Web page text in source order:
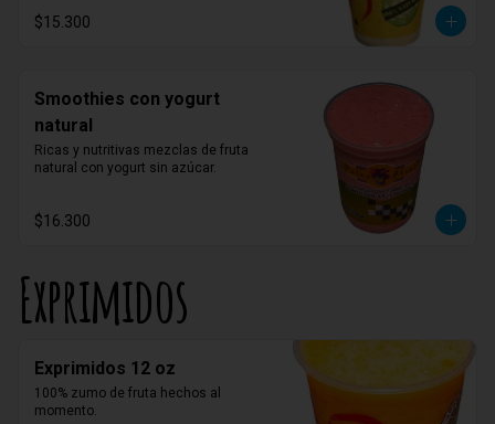
$15.300
Smoothies con yogurt
natural
Ricas y nutritivas mezclas de fruta
natural con yogurt sin azúcar.
$16.300
Exprimidos
Exprimidos 12 oz
100% zumo de fruta hechos al
momento.